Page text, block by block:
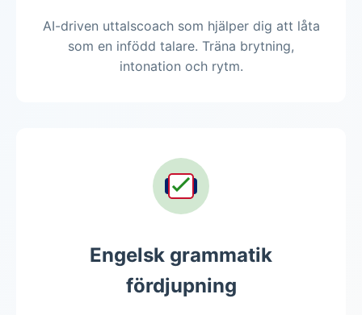
AI-driven uttalscoach som hjälper dig att låta
som en infödd talare. Träna brytning,
intonation och rytm.
Engelsk grammatik
fördjupning